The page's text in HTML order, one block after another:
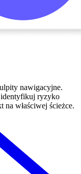
nawigacyjne.
identyfikuj ryzyko
właściwej ścieżce.